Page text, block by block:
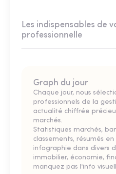
Les indispensables de
professionnelle
Graph du jour
Chaque jour, nous
professionnels de la
actualité chiffrée
marchés.
Statistiques marchés,
classements, résumés
infographie dans divers
immobilier, économie,
manquez pas l'info